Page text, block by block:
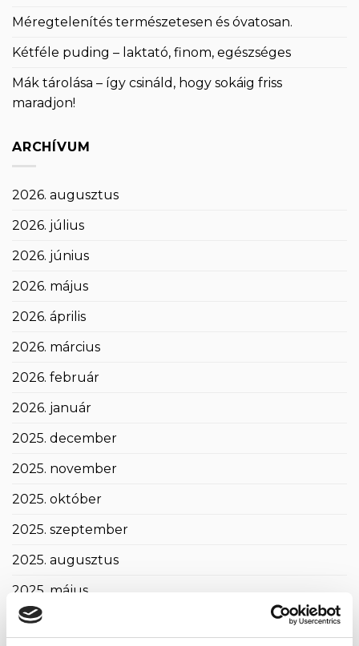
Méregtelenítés természetesen és óvatosan.
Kétféle puding – laktató, finom, egészséges
Mák tárolása – így csináld, hogy sokáig friss
maradjon!
ARCHÍVUM
2026. augusztus
2026. július
2026. június
2026. május
2026. április
2026. március
2026. február
2026. január
2025. december
2025. november
2025. október
2025. szeptember
2025. augusztus
2025. május
2025. április